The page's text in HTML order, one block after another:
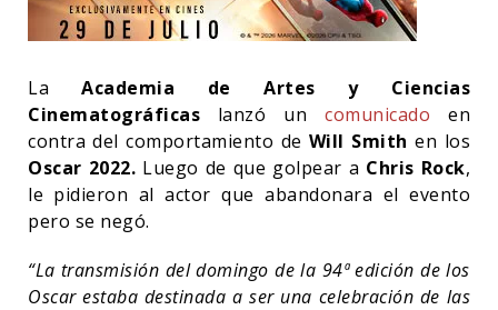
LaAcademia de Artes y Ciencias
Cinematográficas lanzó uncomunicado en
contra del comportamiento de Will Smith en los
Oscar 2022. Luego de que golpear a Chris Rock,
le pidieron al actor que abandonara el evento
pero se negó.
“La transmisión del domingo de la 94ª edición de los
Oscar estaba destinada a ser una celebración de las